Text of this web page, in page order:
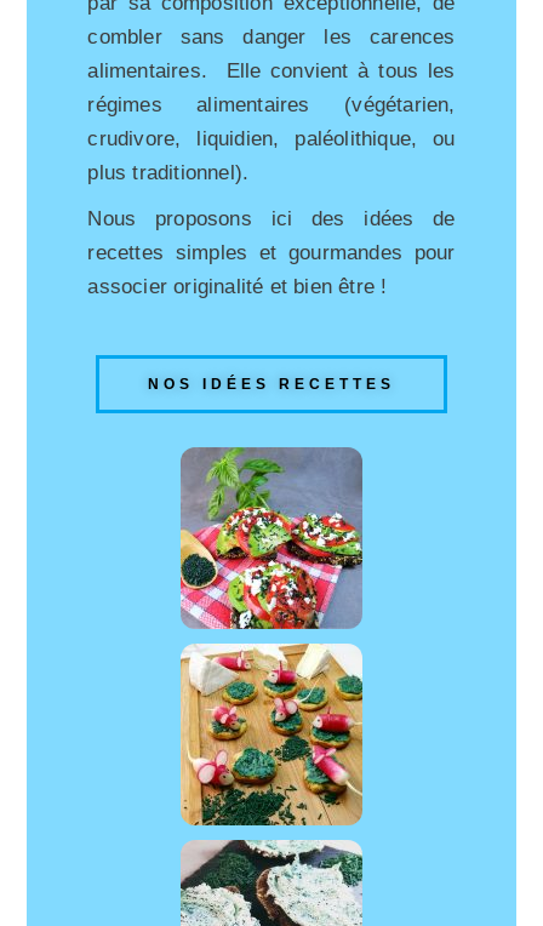
combler sans danger les carences
alimentaires. Elle convient à tous les
régimes alimentaires (végétarien,
crudivore, liquidien, paléolithique, ou
plus traditionnel).
Nous proposons ici des idées de
recettes simples et gourmandes pour
associer originalité et bien être !
NOS IDÉES RECETTES